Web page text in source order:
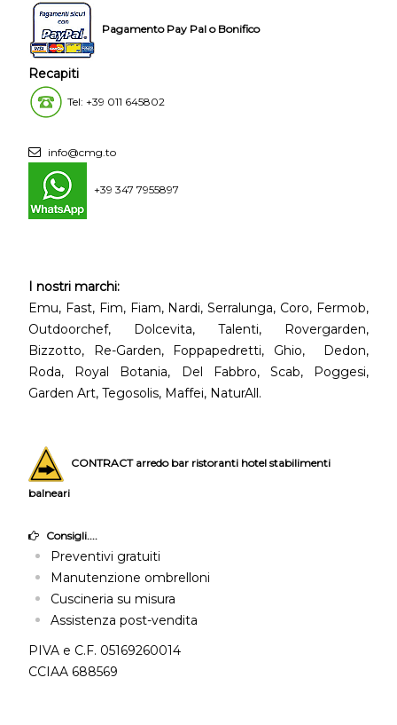
Pagamento Pay Pal o Bonifico
Recapiti
Tel: +39 011 645802
info@cmg.to
+39 347 7955897
I nostri marchi:
Emu, Fast, Fim, Fiam, Nardi, Serralunga, Coro, Fermob,
Outdoorchef, Dolcevita, Talenti, Rovergarden,
Bizzotto, Re-Garden, Foppapedretti, Ghio, Dedon,
Roda, Royal Botania, Del Fabbro, Scab, Poggesi,
Garden Art, Tegosolis, Maffei, NaturAll.
CONTRACT arredo bar ristoranti hotel stabilimenti
balneari
Consigli....
Preventivi gratuiti
Manutenzione ombrelloni
Cuscineria su misura
Assistenza post-vendita
PIVA e C.F. 05169260014
CCIAA 688569